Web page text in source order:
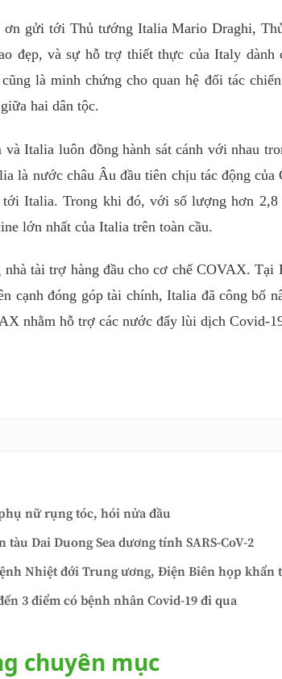
ơn gửi tới Thủ tướng Italia Mario Draghi,
đẹp, và sự hỗ trợ thiết thực của Italy
là minh chứng cho quan hệ đối tác
hai dân tộc.
Italia luôn đồng hành sát cánh với nhau
là nước châu Âu đầu tiên chịu tác động
tới Italia. Trong khi đó, với số lượng hơn
lớn nhất của Italia trên toàn cầu.
tài trợ hàng đầu cho cơ chế COVAX.
cạnh đóng góp tài chính, Italia đã công bố
nhằm hỗ trợ các nước đẩy lùi dịch Covid-
nữ rụng tóc, hói nửa đầu
tàu Dai Duong Sea dương tính SARS-CoV-2
Nhiệt đới Trung ương, Điện Biên họp khẩn
3 điểm có bệnh nhân Covid-19 đi qua
chuyên mục